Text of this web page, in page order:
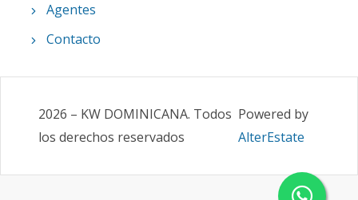
Agentes
Contacto
2026 – KW DOMINICANA. Todos
los derechos reservados
Powered by
AlterEstate